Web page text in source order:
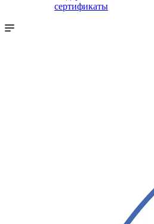
сертификаты